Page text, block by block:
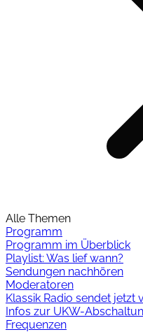
Alle Themen
Programm
Programm im Überblick
Playlist: Was lief wann?
Sendungen nachhören
Moderatoren
Klassik Radio sendet jetzt
Infos zur UKW-
Frequenzen